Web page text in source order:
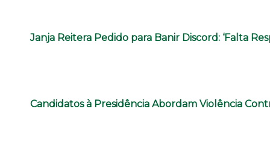
Janja Reitera Pedido para Banir Discord: ‘Falta
Candidatos à Presidência Abordam Violência